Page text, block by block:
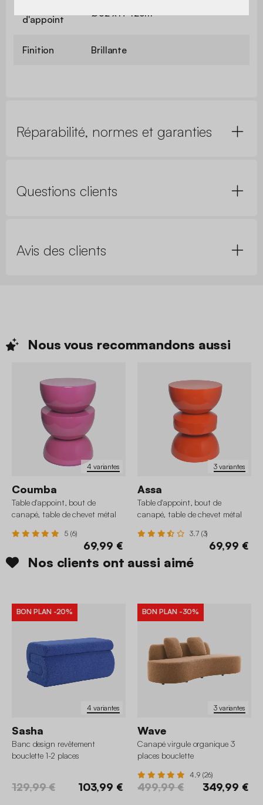
d'appoint
Ø32 x H 42cm
Finition Brillante
Réparabilité, normes et garanties
Questions clients
Avis des clients
Nous vous recommandons aussi
4 variantes
Coumba
Table d'appoint, bout de
canapé, table de chevet métal
5 (6)
69,99 €
3 variantes
Assa
Table d'appoint, bout de
canapé, table de chevet métal
3.7 (3)
69,99 €
Nos clients ont aussi aimé
4 variantes
BON PLAN -20%
Sasha
Banc design revêtement
bouclette 1-2 places
129,99 € 103,99 €
3 variantes
BON PLAN -30%
Wave
Canapé virgule organique 3
places bouclette
4.9 (26)
499,99 € 349,99 €